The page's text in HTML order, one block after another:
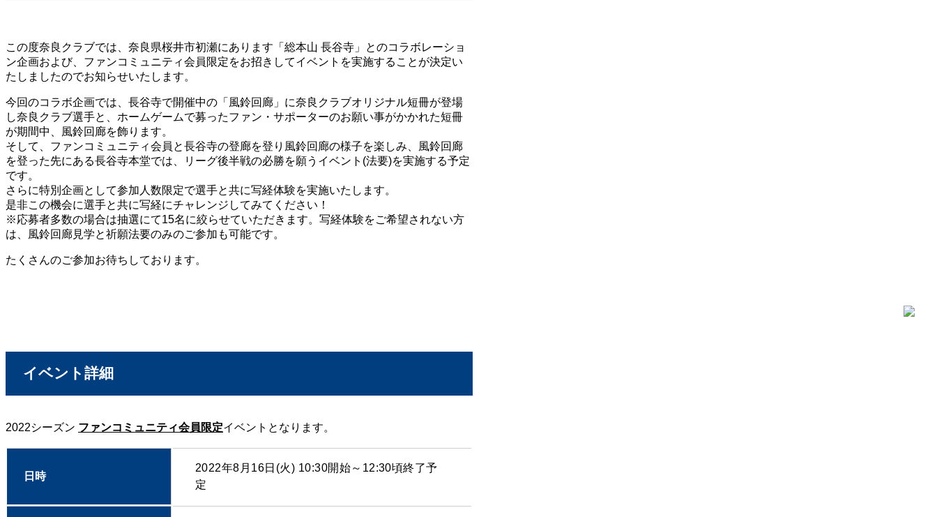
この度奈良クラブでは、奈良県桜井市初瀬にあります「総本山 長谷寺」とのコラボレーショ
ン企画および、ファンコミュニティ会員限定をお招きしてイベントを実施することが決定い
たしましたのでお知らせいたします。
今回のコラボ企画では、長谷寺で開催中の「風鈴回廊」に奈良クラブオリジナル短冊が登場
し奈良クラブ選手と、ホームゲームで募ったファン・サポーターのお願い事がかかれた短冊
が期間中、風鈴回廊を飾ります。
そして、ファンコミュニティ会員と長谷寺の登廊を登り風鈴回廊の様子を楽しみ、風鈴回廊
を登った先にある長谷寺本堂では、リーグ後半戦の必勝を願うイベント(法要)を実施する予定
です。
さらに特別企画として参加人数限定で選手と共に写経体験を実施いたします。
是非この機会に選手と共に写経にチャレンジしてみてください！
※応募者多数の場合は抽選にて15名に絞らせていただきます。写経体験をご希望されない方
は、風鈴回廊見学と祈願法要のみのご参加も可能です。
たくさんのご参加お待ちしております。
イベント詳細
2022シーズン ファンコミュニティ会員限定イベントとなります。
日時
2022年8月16日(火) 10:30開始～12:30頃終了予
定